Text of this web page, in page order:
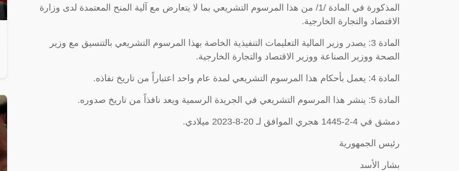
المذكورة في المادة /1/ من هذا المرسوم التشريعي بما لا يتعارض مع آلية المنح المعتمدة لدى وزارة
الاقتصاد والتجارة الخارجية.
المادة 3: يصدر وزير المالية التعليمات التنفيذية الخاصة بهذا المرسوم التشريعي بالتنسيق مع وزير
الصحة ووزير الصناعة ووزير الاقتصاد والتجارة الخارجية.
المادة 4: يعمل بأحكام هذا المرسوم التشريعي لمدة عام واحد اعتباراً من تاريخ نفاذه.
المادة 5: ينشر هذا المرسوم التشريعي في الجريدة الرسمية ويعد نافذاً من تاريخ صدوره.
دمشق في 4-2-1445 هجري الموافق لـ 20-8-2023 ميلادي.
رئيس الجمهورية
بشار الأسد